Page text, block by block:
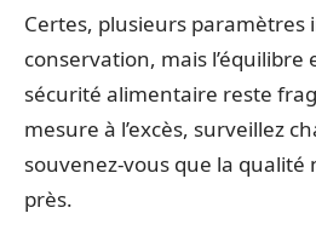
Certes, plusieurs paramètres
conservation, mais
sécurité alimentaire reste
mesure à l’excès, surveillez
souvenez-vous que la qualité
près.